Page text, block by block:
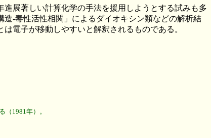
展著しい計算化学の手法を援用しようとする試みも多
-毒性活性相関」によるダイオキシン類などの解析結
電子が移動しやすいと解釈されるものである。
1981年）。